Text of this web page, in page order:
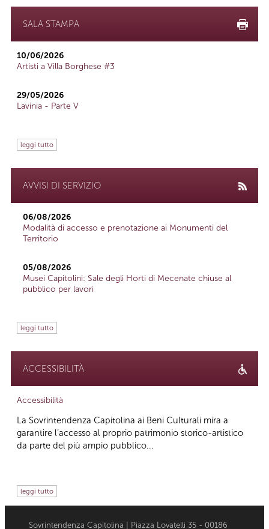
SALA STAMPA
10/06/2026
Artisti a Villa Borghese #3
29/05/2026
Lavinia - Parte V
leggi tutto
AVVISI DI SERVIZIO
06/08/2026
Modalità di accesso e prenotazione ai Monumenti del
Territorio
05/08/2026
Musei Capitolini: Sale degli Horti di Mecenate chiuse al
pubblico per lavori
leggi tutto
ACCESSIBILITÀ
Accessibilità
La Sovrintendenza Capitolina ai Beni Culturali mira a
garantire l’accesso al proprio patrimonio storico-artistico
da parte del più ampio pubblico...
leggi tutto
Sovrintendenza Capitolina | Piazza Lovatelli 35 - 00186